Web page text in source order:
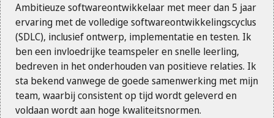
Ambitieuze softwareontwikkelaar met meer dan 5 jaar
ervaring met de volledige softwareontwikkelingscyclus
(SDLC), inclusief ontwerp, implementatie en testen. Ik
ben een invloedrijke teamspeler en snelle leerling,
bedreven in het onderhouden van positieve relaties. Ik
sta bekend vanwege de goede samenwerking met mijn
team, waarbij consistent op tijd wordt geleverd en
voldaan wordt aan hoge kwaliteitsnormen.